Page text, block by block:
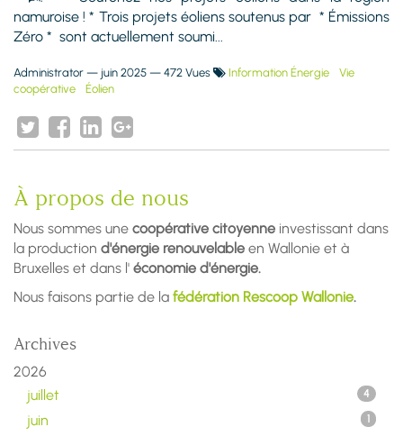
namuroise ! * Trois projets éoliens soutenus par * Émissions
Zéro * sont actuellement soumi...
Administrator — juin 2025 — 472 Vues Information Énergie
Vie
coopérative
Éolien
À propos de nous
Nous sommes une coopérative citoyenne investissant dans
la production d'énergie renouvelable en Wallonie et à
Bruxelles et dans l' économie d'énergie.
Nous faisons partie de la fédération Rescoop Wallonie.
Archives
2026
juillet
4
juin 1